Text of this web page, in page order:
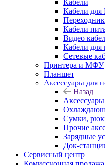
Кабели
Кабели для
Кабели
Видео
Кабели для
Сетевые
Принтера и МФУ
Планшет
Аксессуары для
Назад
Аксессуары
Сумки,
Прочие
Зарядные
Док-
Сервисный центр
Комиссионная продажа